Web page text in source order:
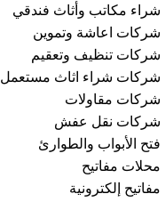
شراء مكاتب وأثاث فندقي
شركات اعاشة وتموين
شركات تنظيف وتعقيم
شركات شراء اثاث مستعمل
شركات مقاولات
شركات نقل عفش
فتح الأبواب والطوارئ
محلات مفاتيح
مفاتيح إلكترونية